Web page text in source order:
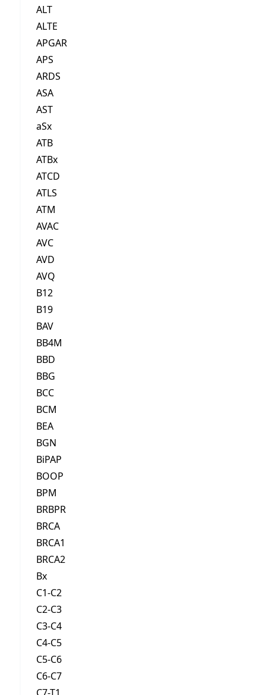
ALT
ALTE
APGAR
APS
ARDS
ASA
AST
aSx
ATB
ATBx
ATCD
ATLS
ATM
AVAC
AVC
AVD
AVQ
B12
B19
BAV
BB4M
BBD
BBG
BCC
BCM
BEA
BGN
BiPAP
BOOP
BPM
BRBPR
BRCA
BRCA1
BRCA2
Bx
C1-C2
C2-C3
C3-C4
C4-C5
C5-C6
C6-C7